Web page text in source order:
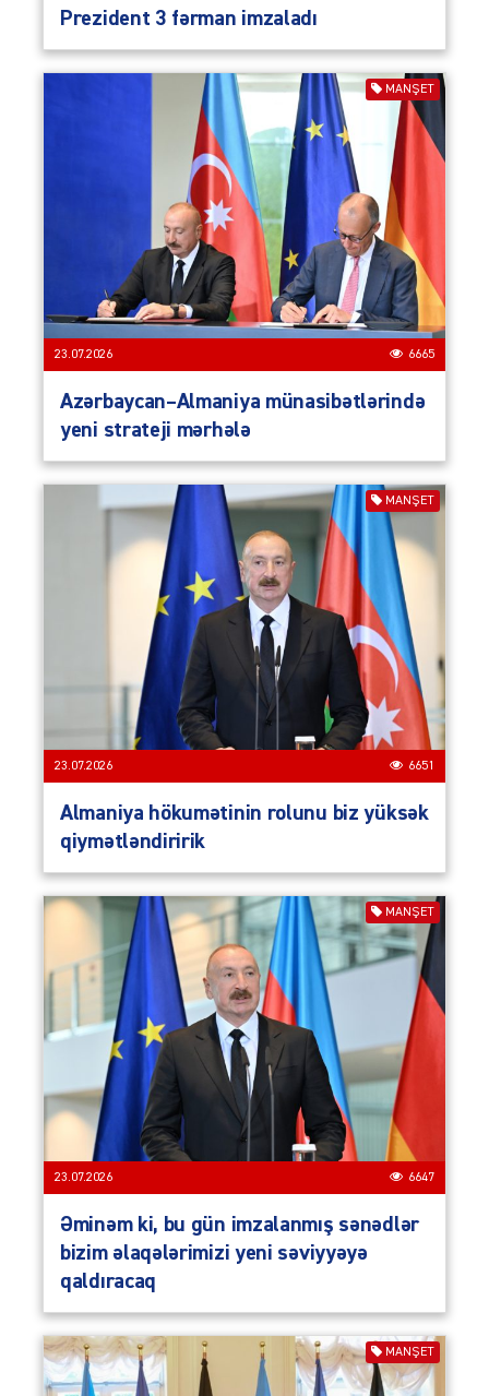
Prezident 3 fərman imzaladı
MANŞET
23.07.2026 6665
Azərbaycan–Almaniya münasibətlərində
yeni strateji mərhələ
MANŞET
23.07.2026 6651
Almaniya hökumətinin rolunu biz yüksək
qiymətləndiririk
MANŞET
23.07.2026 6647
Əminəm ki, bu gün imzalanmış sənədlər
bizim əlaqələrimizi yeni səviyyəyə
qaldıracaq
MANŞET